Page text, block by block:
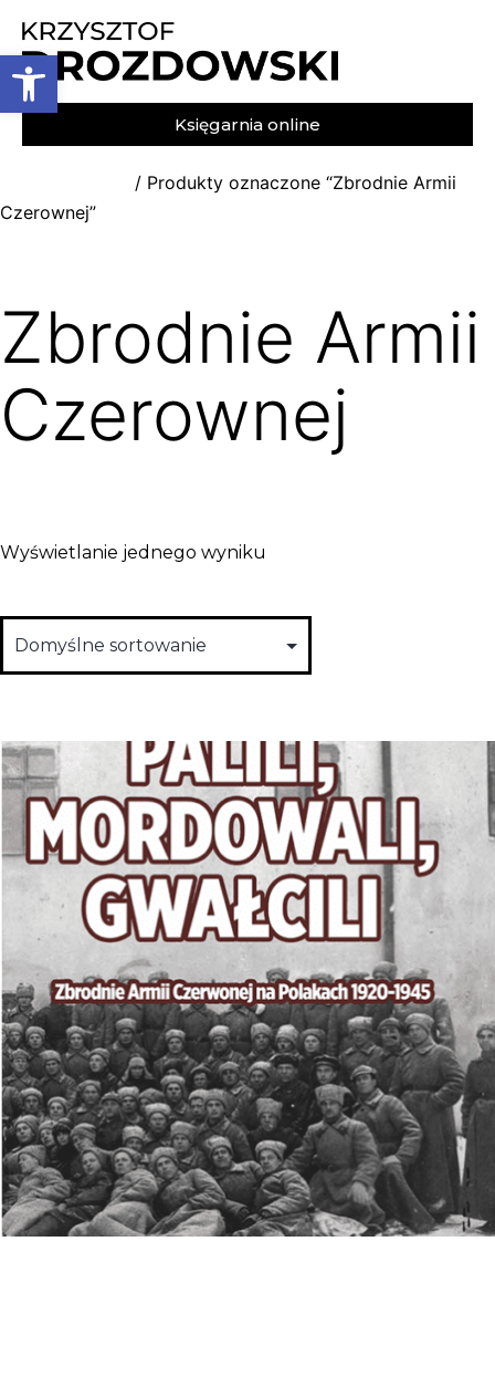
Otwórz pasek narzędzi
Księgarnia online
/ Produkty oznaczone “Zbrodnie Armii
Czerownej”
Zbrodnie Armii
Czerownej
Wyświetlanie jednego wyniku